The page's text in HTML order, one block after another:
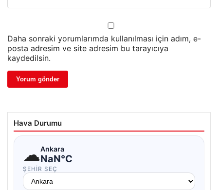
Daha sonraki yorumlarımda kullanılması için adım, e-
posta adresim ve site adresim bu tarayıcıya
kaydedilsin.
Hava Durumu
☁Ankara
NaN°C
ŞEHIR SEÇ